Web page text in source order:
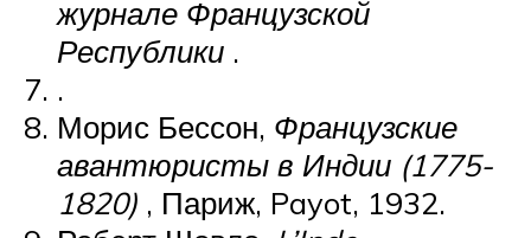
журнале Французской
Республики .
.
Морис Бессон, Французские
авантюристы в Индии (1775-
1820) , Париж, Payot, 1932.